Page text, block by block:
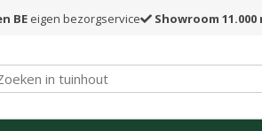
BE eigen bezorgservice Showroom 11.000